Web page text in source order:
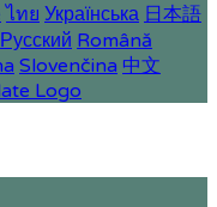
ไทย Українська 日本語
Русский Română
Slovenčina 中文